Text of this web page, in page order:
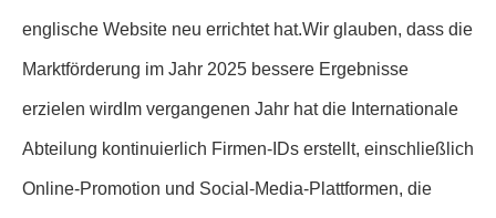
englische Website neu errichtet hat.Wir glauben, dass die
Marktförderung im Jahr 2025 bessere Ergebnisse
erzielen wirdIm vergangenen Jahr hat die Internationale
Abteilung kontinuierlich Firmen-IDs erstellt, einschließlich
Online-Promotion und Social-Media-Plattformen, die